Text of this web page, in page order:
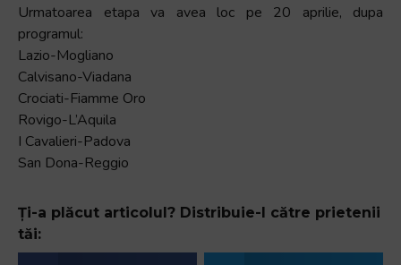
Urmatoarea etapa va avea loc pe 20 aprilie, dupa
programul:
Lazio-Mogliano
Calvisano-Viadana
Crociati-Fiamme Oro
Rovigo-L’Aquila
I Cavalieri-Padova
San Dona-Reggio
Ți-a plăcut articolul? Distribuie-l către prietenii
tăi: